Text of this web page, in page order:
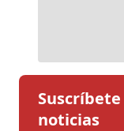
noticias